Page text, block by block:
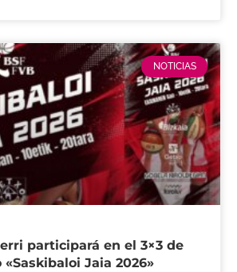
NOTICIAS
participará en el 3×3 de
«Saskibaloi Jaia 2026»